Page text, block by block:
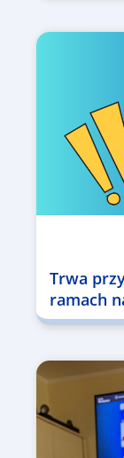
Trwa
ramach